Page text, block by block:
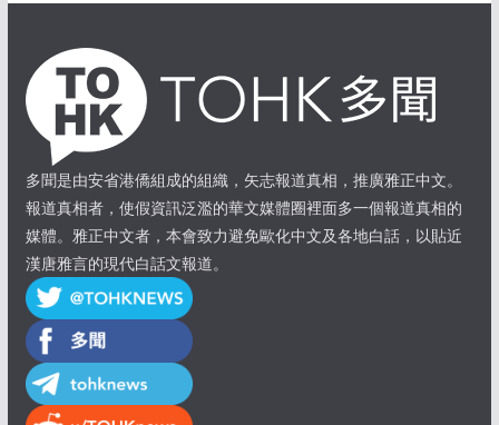
多聞是由安省港僑組成的組織，矢志報道真相，推廣雅正中文。
報道真相者，使假資訊泛濫的華文媒體圈裡面多一個報道真相的
媒體。雅正中文者，本會致力避免歐化中文及各地白話，以貼近
漢唐雅言的現代白話文報道。